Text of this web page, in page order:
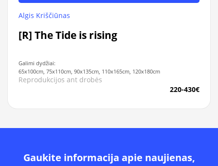
Algis Kriščiūnas
[R] The Tide is rising
Galimi dydžiai:
65x100cm, 75x110cm, 90x135cm, 110x165cm, 120x180cm
Reprodukcijos ant drobės
220-430€
Gaukite informacija apie naujienas,